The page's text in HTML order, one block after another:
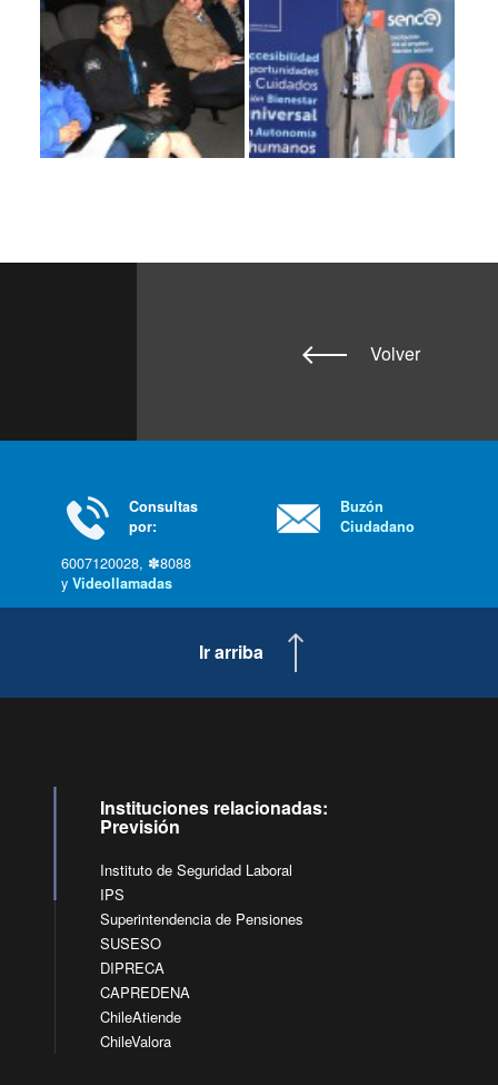
Volver
Consultas
por:
6007120028, ✽8088
y Videollamadas
Buzón
Ciudadano
Ir arriba
Instituciones relacionadas:
Previsión
Instituto de Seguridad Laboral
IPS
Superintendencia de Pensiones
SUSESO
DIPRECA
CAPREDENA
ChileAtiende
ChileValora